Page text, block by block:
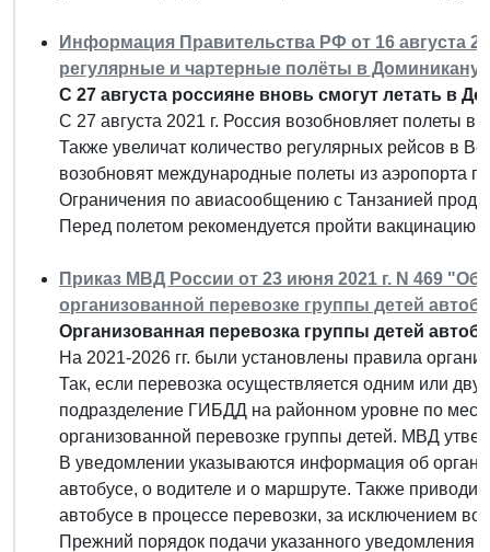
Информация Правительства РФ от 16 августа
регулярные и чартерные полёты в
С 27 августа россияне вновь смогут летать в
С 27 августа 2021 г. Россия возобновляет полеты
Также увеличат количество регулярных рейсов в
возобновят международные полеты из аэропорта г.
Ограничения по авиасообщению с Танзанией
Перед полетом рекомендуется пройти вакцинацию.
Приказ МВД России от 23 июня 2021 г. N 469
организованной перевозке группы детей
Организованная перевозка группы детей
На 2021-2026 гг. были установлены правила
Так, если перевозка осуществляется одним или
подразделение ГИБДД на районном уровне по
организованной перевозке группы детей. МВД
В уведомлении указываются информация об
автобусе, о водителе и о маршруте. Также
автобусе в процессе перевозки, за исключением
Прежний порядок подачи указанного уведомления